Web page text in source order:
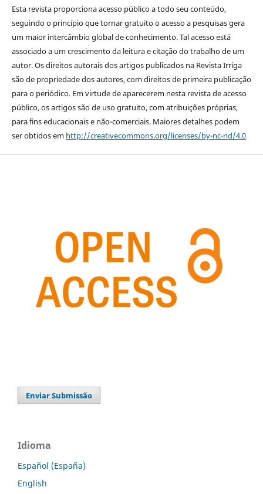
Esta revista proporciona acesso público a todo seu conteúdo,
seguindo o princípio que tornar gratuito o acesso a pesquisas gera
um maior intercâmbio global de conhecimento. Tal acesso está
associado a um crescimento da leitura e citação do trabalho de um
autor. Os direitos autorais dos artigos publicados na Revista Irriga
são de propriedade dos autores, com direitos de primeira publicação
para o periódico. Em virtude de aparecerem nesta revista de acesso
público, os artigos são de uso gratuito, com atribuições próprias,
para fins educacionais e não-comerciais. Maiores detalhes podem
ser obtidos em http://creativecommons.org/licenses/by-nc-nd/4.0
Enviar Submissão
Idioma
Español (España)
English